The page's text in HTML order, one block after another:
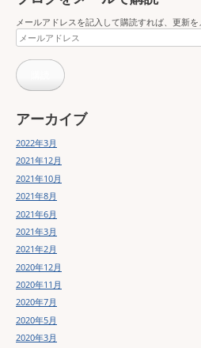
メールアドレスを記入して購読すれば、更新を
メ
ー
ル
ア
ド
ス
アーカイブ
2022年3月
2021年12月
2021年10月
2021年8月
2021年6月
2021年3月
2021年2月
2020年12月
2020年11月
2020年7月
2020年5月
2020年3月